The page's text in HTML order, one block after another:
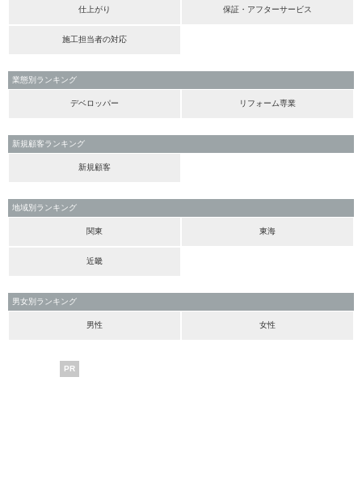
仕上がり 保証・アフターサービス
施工担当者の対応
業態別ランキング
デベロッパー リフォーム専業
新規顧客ランキング
新規顧客
地域別ランキング
関東 東海
近畿
男女別ランキング
男性 女性
PR